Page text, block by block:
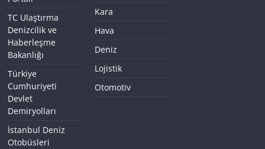
TC Ulaştırma
Denizcilik ve
Haberleşme
Bakanlığı
Türkiye
Cumhuriyeti
Devlet
Demiryolları
İstanbul Deniz
Otobüsleri
Kara
Hava
Deniz
Lojistik
Otomotiv